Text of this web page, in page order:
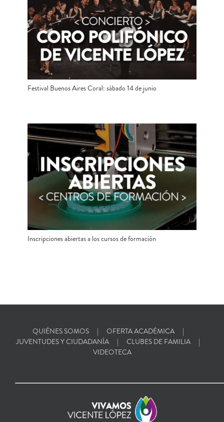
Festival Buenos Aires Coral: sábado 14 de junio
Inscripciones abiertas a los cursos de formación
QUIÉNES SOMOS
OFERTA ACADÉMICA
JUVENTUDES Y CIUDADANÍA
CLUBES DE FAMILIA
VIDEOTECA